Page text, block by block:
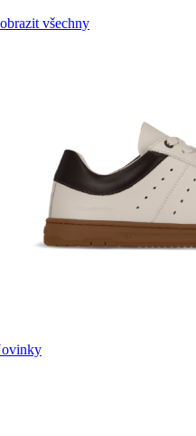
všechny